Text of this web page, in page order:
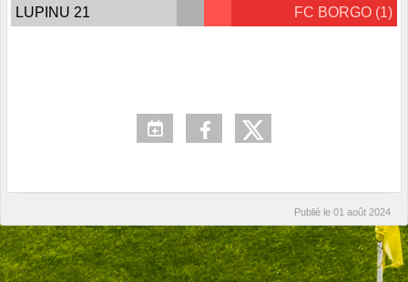
LUPINU 21 FC BORGO (1)
Publié le 01 août 2024